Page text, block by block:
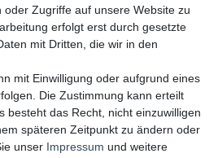
Zugriffe auf unsere Website zu
erfolgt erst durch gesetzte
mit Dritten, die wir in den
mit Einwilligung oder aufgrund eines
Die Zustimmung kann erteilt
besteht das Recht, nicht einzuwilligen
späteren Zeitpunkt zu ändern oder
unser Impressum und weitere